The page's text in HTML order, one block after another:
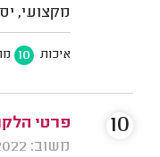
מקצועי,
איכות 10
פרטי
משוב: 07/02/2022
10